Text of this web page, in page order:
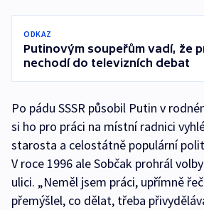
ODKAZ
Putinovým soupeřům vadí, že
nechodí do televizních debat
Po pádu SSSR působil Putin v
si ho pro práci na místní radnici
starosta a celostátně populární
V roce 1996 ale Sobčak prohrál
ulici. „Neměl jsem práci, upřímně
přemýšlel, co dělat, třeba